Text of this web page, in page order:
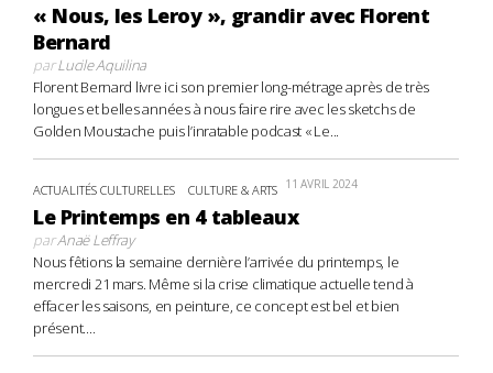
« Nous, les Leroy », grandir avec Florent
Bernard
parLucile Aquilina
Florent Bernard livre ici son premier long-métrage après de très
longues et belles années à nous faire rire avec les sketchs de
Golden Moustache puis l’inratable podcast « Le...
ACTUALITÉS CULTURELLES CULTURE & ARTS 11 AVRIL 2024
Le Printemps en 4 tableaux
parAnaë Leffray
Nous fêtions la semaine dernière l’arrivée du printemps, le
mercredi 21 mars. Même si la crise climatique actuelle tend à
effacer les saisons, en peinture, ce concept est bel et bien
présent....